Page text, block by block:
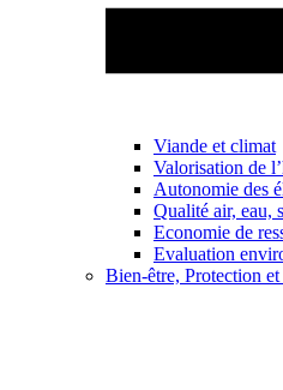
Viande et climat
Valorisation de
Autonomie des
Qualité air, eau,
Economie de
Evaluation
Bien-être, Protection